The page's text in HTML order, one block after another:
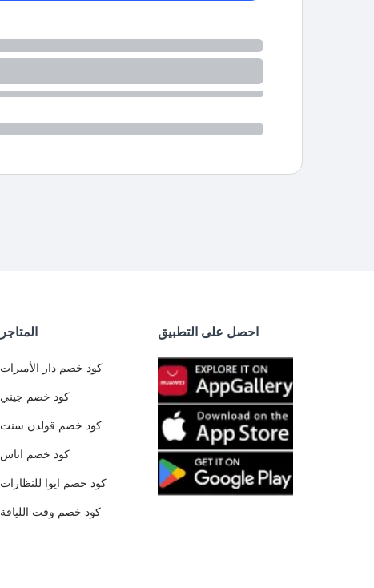
المتاجر
كود خصم دار الأميرات
كود خصم جيني
كود خصم قولدن سنت
كود خصم اناس
كود خصم ايوا للنظارات
كود خصم وقت اللياقة
احصل على التطبيق